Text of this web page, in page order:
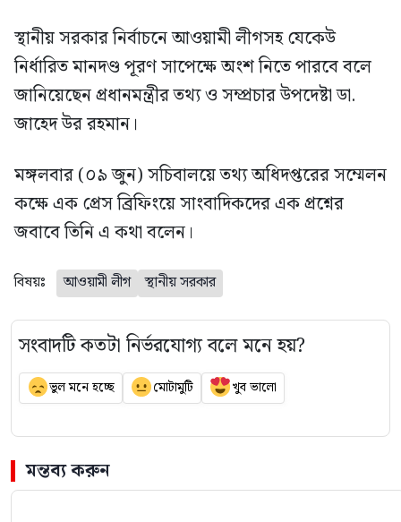
স্থানীয় সরকার নির্বাচনে আওয়ামী লীগসহ যেকেউ
নির্ধারিত মানদণ্ড পূরণ সাপেক্ষে অংশ নিতে পারবে বলে
জানিয়েছেন প্রধানমন্ত্রীর তথ্য ও সম্প্রচার উপদেষ্টা ডা.
জাহেদ উর রহমান।
মঙ্গলবার (০৯ জুন) সচিবালয়ে তথ্য অধিদপ্তরের সম্মেলন
কক্ষে এক প্রেস ব্রিফিংয়ে সাংবাদিকদের এক প্রশ্নের
জবাবে তিনি এ কথা বলেন।
বিষয়ঃ আওয়ামী লীগ স্থানীয় সরকার
সংবাদটি কতটা নির্ভরযোগ্য বলে মনে হয়?
ভুল মনে হচ্ছে মোটামুটি খুব ভালো
মন্তব্য করুন